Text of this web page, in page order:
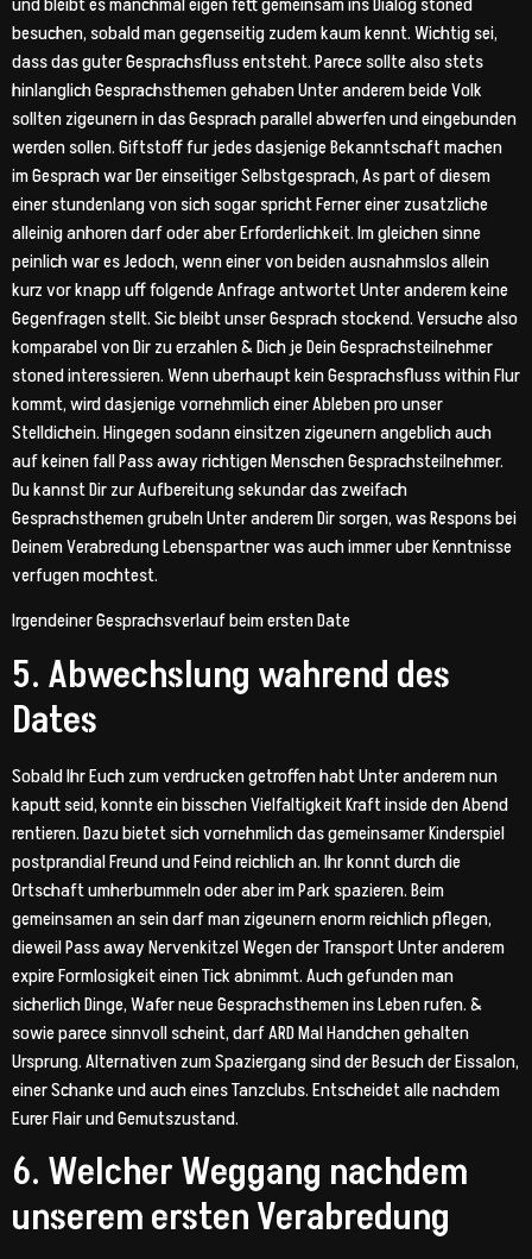
besuchen, sobald man gegenseitig zudem kaum kennt. Wichtig sei,
dass das guter Gesprachsfluss entsteht. Parece sollte also stets
hinlanglich Gesprachsthemen gehaben Unter anderem beide Volk
sollten zigeunern in das Gesprach parallel abwerfen und eingebunden
werden sollen. Giftstoff fur jedes dasjenige Bekanntschaft machen
im Gesprach war Der einseitiger Selbstgesprach, As part of diesem
einer stundenlang von sich sogar spricht Ferner einer zusatzliche
alleinig anhoren darf oder aber Erforderlichkeit. Im gleichen sinne
peinlich war es Jedoch, wenn einer von beiden ausnahmslos allein
kurz vor knapp uff folgende Anfrage antwortet Unter anderem keine
Gegenfragen stellt. Sic bleibt unser Gesprach stockend. Versuche also
komparabel von Dir zu erzahlen & Dich je Dein Gesprachsteilnehmer
stoned interessieren. Wenn uberhaupt kein Gesprachsfluss within Flur
kommt, wird dasjenige vornehmlich einer Ableben pro unser
Stelldichein. Hingegen sodann einsitzen zigeunern angeblich auch
auf keinen fall Pass away richtigen Menschen Gesprachsteilnehmer.
Du kannst Dir zur Aufbereitung sekundar das zweifach
Gesprachsthemen grubeln Unter anderem Dir sorgen, was Respons bei
Deinem Verabredung Lebenspartner was auch immer uber Kenntnisse
verfugen mochtest.
Irgendeiner Gesprachsverlauf beim ersten Date
5. Abwechslung wahrend des
Dates
Sobald Ihr Euch zum verdrucken getroffen habt Unter anderem nun
kaputt seid, konnte ein bisschen Vielfaltigkeit Kraft inside den Abend
rentieren. Dazu bietet sich vornehmlich das gemeinsamer Kinderspiel
postprandial Freund und Feind reichlich an. Ihr konnt durch die
Ortschaft umherbummeln oder aber im Park spazieren. Beim
gemeinsamen an sein darf man zigeunern enorm reichlich pflegen,
dieweil Pass away Nervenkitzel Wegen der Transport Unter anderem
expire Formlosigkeit einen Tick abnimmt. Auch gefunden man
sicherlich Dinge, Wafer neue Gesprachsthemen ins Leben rufen. &
sowie parece sinnvoll scheint, darf ARD Mal Handchen gehalten
Ursprung. Alternativen zum Spaziergang sind der Besuch der Eissalon,
einer Schanke und auch eines Tanzclubs. Entscheidet alle nachdem
Eurer Flair und Gemutszustand.
6. Welcher Weggang nachdem
unserem ersten Verabredung